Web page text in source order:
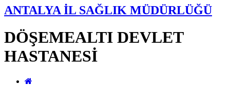
ANTALYA İL SAĞLIK MÜDÜRLÜĞÜ
DÖŞEMEALTI DEVLET
HASTANESİ